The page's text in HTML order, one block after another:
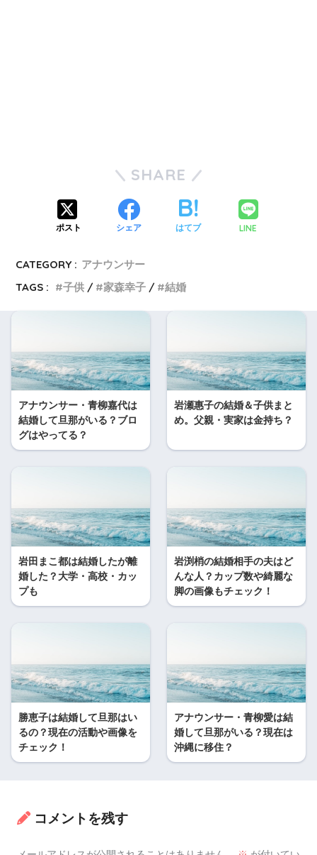
SHARE
ポスト シェア はてブ LINE
CATEGORY : アナウンサー
TAGS :
子供 家森幸子 結婚
アナウンサー・青柳嘉代は
結婚して旦那がいる？ブロ
グはやってる？
岩瀬惠子の結婚＆子供まと
め。父親・実家は金持ち？
岩田まこ都は結婚したが離
婚した？大学・高校・カッ
プも
岩渕梢の結婚相手の夫はど
んな人？カップ数や綺麗な
脚の画像もチェック！
勝恵子は結婚して旦那はい
るの？現在の活動や画像を
チェック！
アナウンサー・青柳愛は結
婚して旦那がいる？現在は
沖縄に移住？
コメントを残す